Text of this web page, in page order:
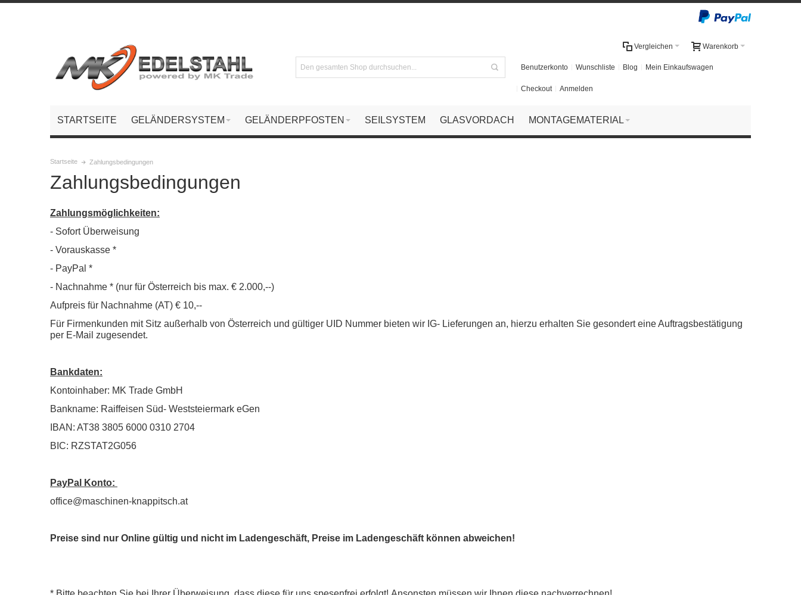
Warenkorb
Vergleichen
Benutzerkonto Wunschliste Blog Mein Einkaufswagen
Checkout Anmelden
STARTSEITE GELÄNDERSYSTEM GELÄNDERPFOSTEN SEILSYSTEM GLASVORDACH MONTAGEMATERIAL
Startseite Zahlungsbedingungen
Zahlungsbedingungen
Zahlungsmöglichkeiten:
- Sofort Überweisung
- Vorauskasse *
- PayPal *
- Nachnahme * (nur für Österreich bis max. € 2.000,--)
Aufpreis für Nachnahme (AT) € 10,--
Für Firmenkunden mit Sitz außerhalb von Österreich und gültiger UID Nummer bieten wir IG- Lieferungen an, hierzu erhalten Sie gesondert eine Auftragsbestätigung
per E-Mail zugesendet.
Bankdaten:
Kontoinhaber: MK Trade GmbH
Bankname: Raiffeisen Süd- Weststeiermark eGen
IBAN: AT38 3805 6000 0310 2704
BIC: RZSTAT2G056
PayPal Konto:
office@maschinen-knappitsch.at
Preise sind nur Online gültig und nicht im Ladengeschäft, Preise im Ladengeschäft können abweichen!